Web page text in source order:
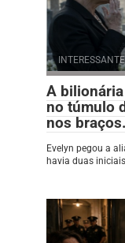
INTERESSANTE
A
no túmulo
nos
Evelyn pegou a
havia duas iniciais